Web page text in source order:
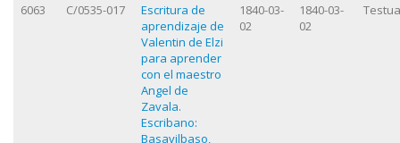
6063 C/0535-017
Escritura de
aprendizaje de
Valentin de Elzi
para aprender
con el maestro
Angel de
Zavala.
Escribano:
Basavilbaso,
1840-03-
02
1840-03-
02